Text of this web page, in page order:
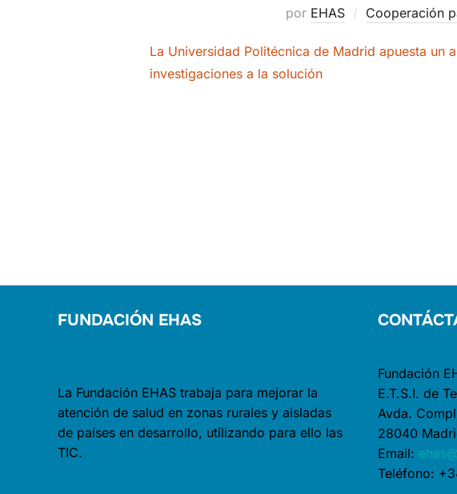
por EHAS Cooperación
La Universidad Politécnica de Madrid apuesta un
investigaciones a la solución
FUNDACIÓN EHAS
La Fundación EHAS trabaja para mejorar la
atención de salud en zonas rurales y aisladas
de países en desarrollo, utilizando para ello las
TIC.
Fundación
E.T.S.I. de
Avda.
28040
Email:
Teléfono: